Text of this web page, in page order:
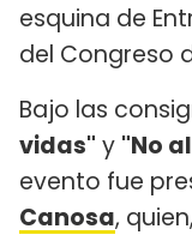
esquina de
del Congreso
Bajo las
vidas" y "No
evento fue
Canosa,